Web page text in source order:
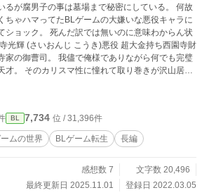
るが腐男子の事は墓場まで秘密にしている。 何故
ちゃハマってたBLゲームの大嫌いな悪役キャラに
ショック。 死んだ訳では無いのに意味わからん状
家の御曹司。 我儘で俺様でありながら何でも完璧
才。 そのカリスマ性に憧れて取り巻きが沢山居
美しく髪は濡羽色で瞳は宝石のアメトリン。 ヒロ
いた。 最終的には攻略キャラと攻略キャラ達に卒
ーで断罪されて学園を追放される。 ついでに西園
かれて倒産した。 【君と僕とのLove学園】
ら、道端で周りの人間に見て見ぬふりをされて心
BL 7,734 位 / 31,396件
ムの世界 BLゲーム転生 長編
感想数 7
文字数 20,496
最終更新日 2025.11.01
登録日 2022.03.05